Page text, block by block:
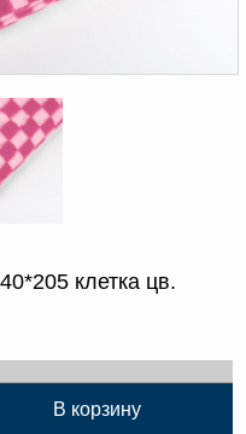
клетка цв.
В корзину